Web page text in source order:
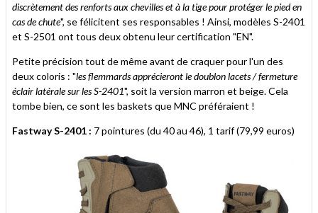
discrètement des renforts aux chevilles et à la tige pour protéger le pied en
cas de chute", se félicitent ses responsables ! Ainsi, modèles S-2401
et S-2501 ont tous deux obtenu leur certification "EN".
Petite précision tout de même avant de craquer pour l'un des
deux coloris : "les flemmards apprécieront le doublon lacets / fermeture
éclair latérale sur les S-2401", soit la version marron et beige. Cela
tombe bien, ce sont les baskets que MNC préféraient !
Fastway S-2401 : 7 pointures (du 40 au 46), 1 tarif (79,99 euros)